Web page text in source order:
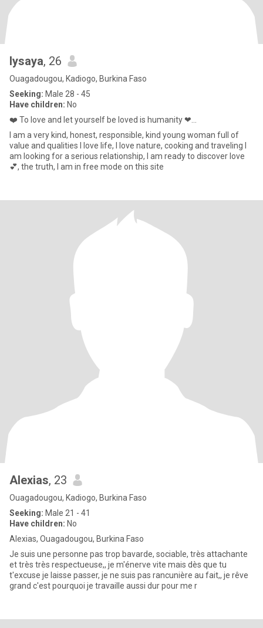
lysaya, 26
Ouagadougou, Kadiogo, Burkina Faso
Seeking: Male 28 - 45
Have children: No
❤️ To love and let yourself be loved is humanity ❤...
I am a very kind, honest, responsible, kind young woman full of
value and qualities I love life, I love nature, cooking and traveling I
am looking for a serious relationship, I am ready to discover love
💕, the truth, I am in free mode on this site
Alexias, 23
Ouagadougou, Kadiogo, Burkina Faso
Seeking: Male 21 - 41
Have children: No
Alexias, Ouagadougou, Burkina Faso
Je suis une personne pas trop bavarde, sociable, très attachante
et très très respectueuse,, je m'énerve vite mais dès que tu
t'excuse je laisse passer, je ne suis pas rancunière au fait,, je rêve
grand c'est pourquoi je travaille aussi dur pour me r